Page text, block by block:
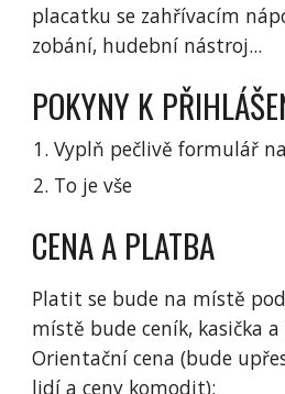
placatku se zahřívacím
zobání, hudební nástroj...
POKYNY K
Vyplň pečlivě formulář
To je vše
CENA A PLATBA
Platit se bude na místě
místě bude ceník, kasička
Orientační cena (bude
lidí a ceny komodit):